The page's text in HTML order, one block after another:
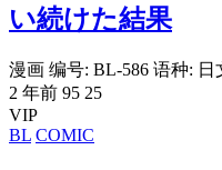
い続けた結果
漫画 编号: BL-586 语种:
2 年前 95 25
VIP
BL COMIC